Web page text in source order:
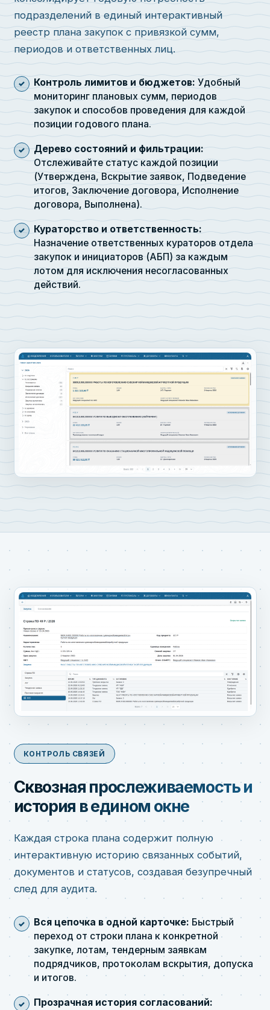
подразделений в единый интерактивный
реестр плана закупок с привязкой сумм,
периодов и ответственных лиц.
Контроль лимитов и бюджетов: Удобный
мониторинг плановых сумм, периодов
закупок и способов проведения для каждой
позиции годового плана.
Дерево состояний и фильтрации:
Отслеживайте статус каждой позиции
(Утверждена, Вскрытие заявок, Подведение
итогов, Заключение договора, Исполнение
договора, Выполнена).
Кураторство и ответственность:
Назначение ответственных кураторов отдела
закупок и инициаторов (АБП) за каждым
лотом для исключения несогласованных
действий.
КОНТРОЛЬ СВЯЗЕЙ
Сквозная прослеживаемость и
история в едином окне
Каждая строка плана содержит полную
интерактивную историю связанных событий,
документов и статусов, создавая безупречный
след для аудита.
Вся цепочка в одной карточке: Быстрый
переход от строки плана к конкретной
закупке, лотам, тендерным заявкам
подрядчиков, протоколам вскрытия, допуска
и итогов.
Прозрачная история согласований: